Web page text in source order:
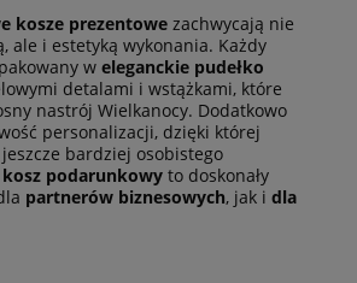
kosze prezentowe zachwycają nie
ale i estetyką wykonania. Każdy
w eleganckie pudełko
detalami i wstążkami, które
nastrój Wielkanocy. Dodatkowo
personalizacji, dzięki której
bardziej osobistego
kosz podarunkowy to doskonały
partnerów biznesowych, jak i dla